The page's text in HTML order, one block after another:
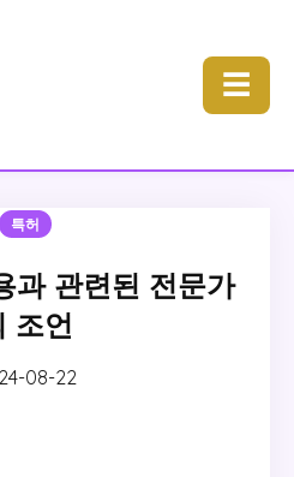
☰
특허
과 관련된 전문가
조언
08-22